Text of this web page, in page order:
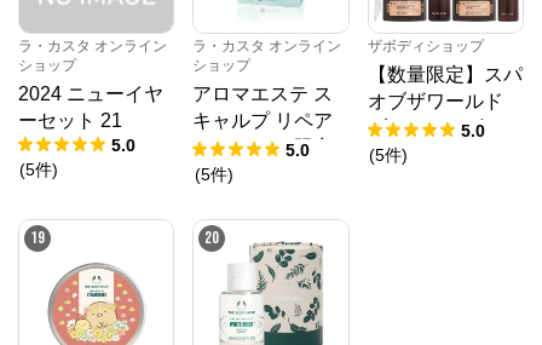
ラ・カスタ オンライン
ショップ
2024 ニューイヤ
ーセット 21
5.0
(5件)
ラ・カスタ オンライン
ショップ
アロマエステ ス
キャルプ リペア
エッセンス 限定
セット
5.0
(5件)
ザボディショップ
【数量限定】スパ
オブザワールド
ブリスフルギフト
DX
5.0
(5件)
19 20